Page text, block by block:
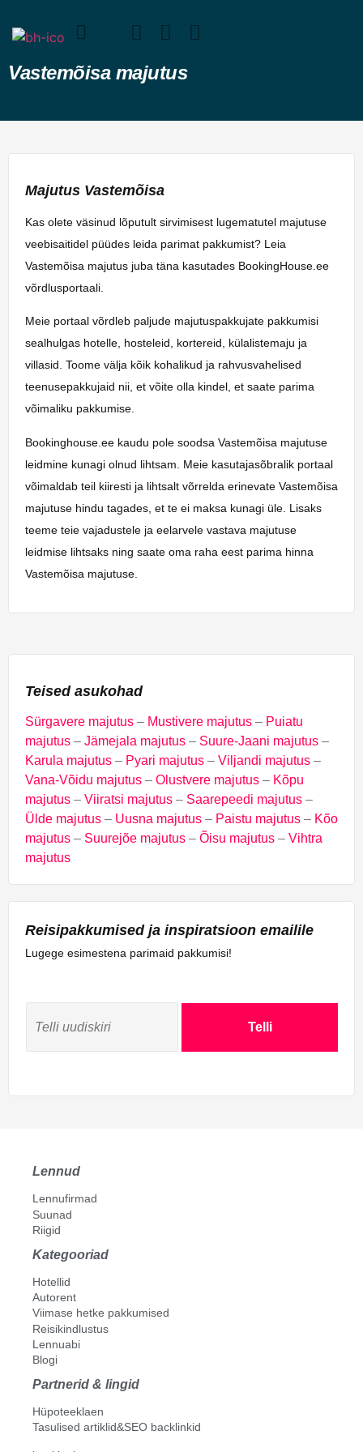
Vastemõisa majutus
Majutus Vastemõisa
Kas olete väsinud lõputult sirvimisest lugematutel majutuse
veebisaitidel püüdes leida parimat pakkumist? Leia
Vastemõisa majutus juba täna kasutades BookingHouse.ee
võrdlusportaali.
Meie portaal võrdleb paljude majutuspakkujate pakkumisi
sealhulgas hotelle, hosteleid, kortereid, külalistemaju ja
villasid. Toome välja kõik kohalikud ja rahvusvahelised
teenusepakkujaid nii, et võite olla kindel, et saate parima
võimaliku pakkumise.
Bookinghouse.ee kaudu pole soodsa Vastemõisa majutuse
leidmine kunagi olnud lihtsam. Meie kasutajasõbralik portaal
võimaldab teil kiiresti ja lihtsalt võrrelda erinevate Vastemõisa
majutuse hindu tagades, et te ei maksa kunagi üle. Lisaks
teeme teie vajadustele ja eelarvele vastava majutuse
leidmise lihtsaks ning saate oma raha eest parima hinna
Vastemõisa majutuse.
Teised asukohad
Sürgavere majutus – Mustivere majutus – Puiatu
majutus – Jämejala majutus – Suure-Jaani majutus –
Karula majutus – Pyari majutus – Viljandi majutus –
Vana-Võidu majutus – Olustvere majutus – Kõpu
majutus – Viiratsi majutus – Saarepeedi majutus –
Ülde majutus – Uusna majutus – Paistu majutus – Kõo
majutus – Suurejõe majutus – Õisu majutus – Vihtra
majutus
Reisipakkumised ja inspiratsioon emailile
Lugege esimestena parimaid pakkumisi!
Telli
Lennud
Lennufirmad
Suunad
Riigid
Kategooriad
Hotellid
Autorent
Viimase hetke pakkumised
Reisikindlustus
Lennuabi
Blogi
Partnerid & lingid
Hüpoteeklaen
Tasulised artiklid&SEO backlinkid